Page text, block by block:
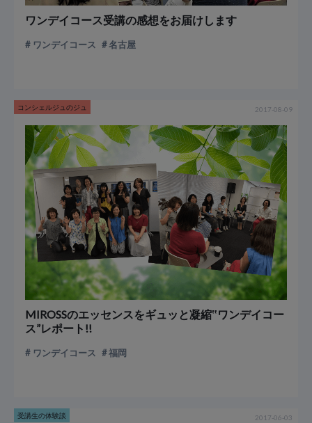
ワンデイコース受講の感想をお届けします
ワンデイコース 名古屋
コンシェルジュのジュ 2017-08-09
MIROSSのエッセンスをギュッと凝縮‟ワンデイコー
ス”レポート!!
ワンデイコース 福岡
受講生の体験談 2017-06-03